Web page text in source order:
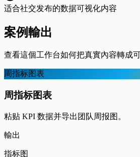
适合社交发布的数据可视化内容
案例輸出
查看這個工作台如何把真實內容轉成
周指标图表
周指标图表
粘贴 KPI 数据并导出团队周报图。
輸出
指标图